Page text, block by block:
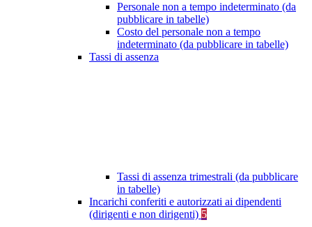
Personale non a tempo indeterminato (da
pubblicare in tabelle)
Costo del personale non a tempo
indeterminato (da pubblicare in tabelle)
Tassi di assenza
Tassi di assenza trimestrali (da pubblicare
in tabelle)
Incarichi conferiti e autorizzati ai dipendenti
(dirigenti e non dirigenti) 5